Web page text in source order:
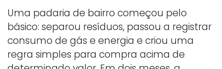
Uma padaria de bairro começou pelo
básico: separou resíduos, passou a registrar
consumo de gás e energia e criou uma
regra simples para compra acima de